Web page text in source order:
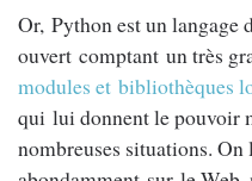
Or, Python est un langage
ouvert comptant un très
modules et bibliothèques
qui lui donnent le pouvoir
nombreuses situations. On